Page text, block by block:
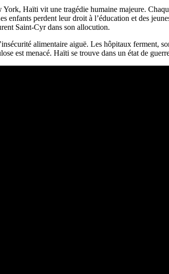
Haïti vit une tragédie humaine majeure.
enfants perdent leur droit à l’éducation et des
Saint-Cyr dans son allocution.
alimentaire aiguë. Les hôpitaux ferment,
est menacé. Haïti se trouve dans un état de